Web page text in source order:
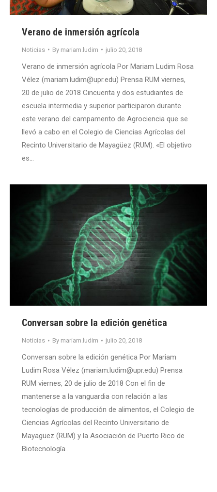
Verano de inmersión agrícola
Noticias By mariam.ludim julio 20, 2018
Verano de inmersión agrícola Por Mariam Ludim Rosa
Vélez (mariam.ludim@upr.edu) Prensa RUM viernes,
20 de julio de 2018 Cincuenta y dos estudiantes de
escuela intermedia y superior participaron durante
este verano del campamento de Agrociencia que se
llevó a cabo en el Colegio de Ciencias Agrícolas del
Recinto Universitario de Mayagüez (RUM). «El objetivo
es…
Conversan sobre la edición genética
Noticias By mariam.ludim julio 20, 2018
Conversan sobre la edición genética Por Mariam
Ludim Rosa Vélez (mariam.ludim@upr.edu) Prensa
RUM viernes, 20 de julio de 2018 Con el fin de
mantenerse a la vanguardia con relación a las
tecnologías de producción de alimentos, el Colegio de
Ciencias Agrícolas del Recinto Universitario de
Mayagüez (RUM) y la Asociación de Puerto Rico de
Biotecnología…